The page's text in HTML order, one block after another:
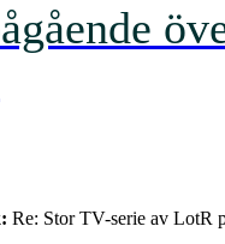
Re: Stor TV-serie av LotR